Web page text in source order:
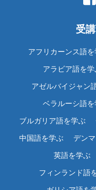
受
アフリカーンス語を
アラビア語を学
アゼルバイジャン
ベラルーシ語を
ブルガリア語を学ぶ
中国語を学ぶ デン
英語を学ぶ
フィンランド語